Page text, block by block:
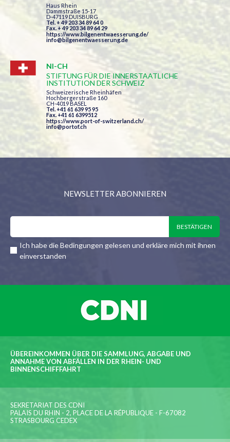
Haus Rhein
Dammstraße 15-17
D-47119 DUISBURG
Tel. + 49 203 34 89 64 0
Fax. + 49 203 34 89 64 29
https://www.bilgenentwaesserung.de/
info@bilgenentwaesserung.de
NI-CH
STIFTUNG FÜR DIE INNERSTAATLICHE
INSTITUTION DER SCHWEIZ
Schweizerische Rheinhäfen
Hochbergerstraße 160
CH-4019 BASEL
Tel. +41 61 639 95 95
Fax. +41 61 6399512
https://www.port-of-switzerland.ch/
info@portof.ch
NEWSLETTER ABONNIEREN
Ich habe die Bedingungen gelesen und erkläre mich mit ihnen
einverstanden
ÜBEREINKOMMEN ÜBER DIE SAMMLUNG, ABGABE UND
ANNAHME VON ABFÄLLEN IN DER RHEIN- UND
BINNENSCHIFFFAHRT
SEKRETARIAT DES CDNI
PALAIS DU RHIN - 2, PLACE DE LA RÉPUBLIQUE - F-67082
STRASBOURG CEDEX